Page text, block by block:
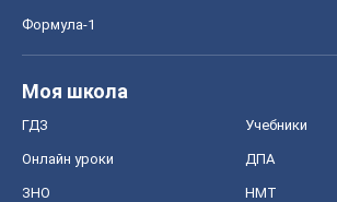
Формула-1
Моя школа
ГДЗ Учебники
Онлайн уроки ДПА
ЗНО НМТ